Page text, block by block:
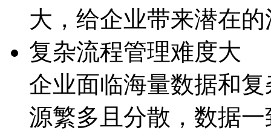
大，给企业带来潜在
复杂流程管理难度大
企业面临海量数据和复
源繁多且分散，数据